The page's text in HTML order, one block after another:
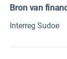
Bron van
Interreg Sudoe